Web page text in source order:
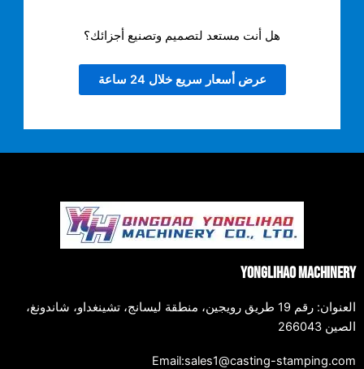
هل أنت مستعد لتصميم وتصنيع أجزائك؟
عرض أسعار سريع خلال 24 ساعة
Yonglihao Machinery
العنوان: رقم 19 طريق رويجين، منطقة ليسانج، تشينغداو، شاندونغ،
الصين 266043
Email:sales1@casting-stamping.com